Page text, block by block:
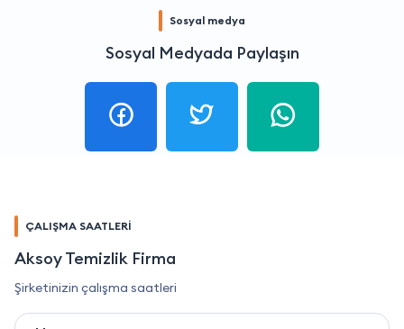
Sosyal medya
Sosyal Medyada Paylaşın
ÇALIŞMA SAATLERİ
Aksoy Temizlik Firma
Şirketinizin çalışma saatleri